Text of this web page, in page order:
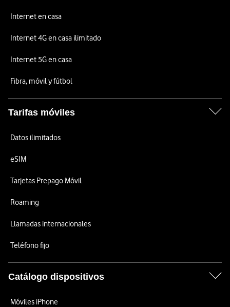
Internet en casa
Internet 4G en casa ilimitado
Internet 5G en casa
Fibra, móvil y fútbol
Tarifas móviles
Datos ilimitados
eSIM
Tarjetas Prepago Móvil
Roaming
Llamadas internacionales
Teléfono fijo
Catálogo dispositivos
Móviles iPhone